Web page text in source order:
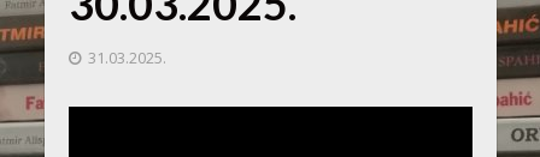
31.03.2025.